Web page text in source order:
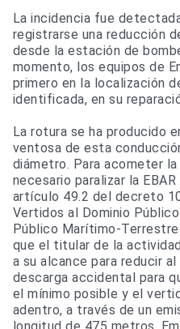
La incidencia fue
registrarse una reducción
desde la estación de
momento, los equipos de
primero en la localización
identificada, en su
La rotura se ha producido
ventosa de esta
diámetro. Para acometer la
necesario paralizar la
artículo 49.2 del decreto
Vertidos al Dominio
Público Marítimo-
que el titular de la
a su alcance para reducir
descarga accidental para
el mínimo posible y el
adentro, a través de un